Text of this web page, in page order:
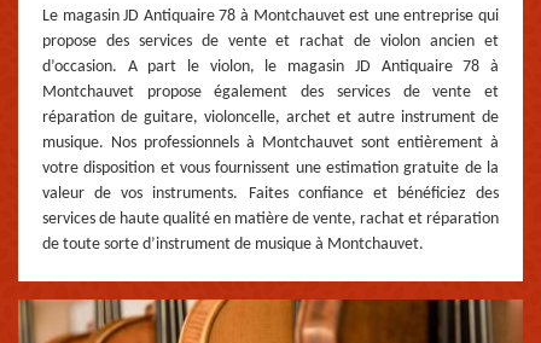
Le magasin JD Antiquaire 78 à Montchauvet est une entreprise qui
propose des services de vente et rachat de violon ancien et
d’occasion. A part le violon, le magasin JD Antiquaire 78 à
Montchauvet propose également des services de vente et
réparation de guitare, violoncelle, archet et autre instrument de
musique. Nos professionnels à Montchauvet sont entièrement à
votre disposition et vous fournissent une estimation gratuite de la
valeur de vos instruments. Faites confiance et bénéficiez des
services de haute qualité en matière de vente, rachat et réparation
de toute sorte d’instrument de musique à Montchauvet.